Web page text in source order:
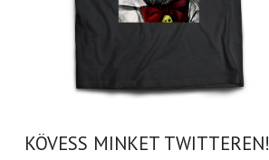
KÖVESS MINKET TWITTEREN!